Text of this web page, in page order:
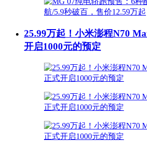
25.99万起！小米澎程N70
开启1000元的预定